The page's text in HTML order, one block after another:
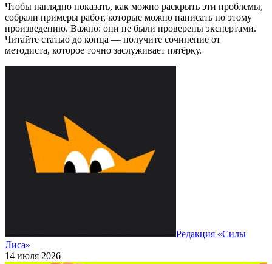
Чтобы наглядно показать, как можно раскрыть эти проблемы,
собрали примеры работ, которые можно написать по этому
произведению. Важно: они не были проверены экспертами.
Читайте статью до конца — получите сочинение от
методиста, которое точно заслуживает пятёрку.
Редакция «Силы
Лиса»
14 июля 2026